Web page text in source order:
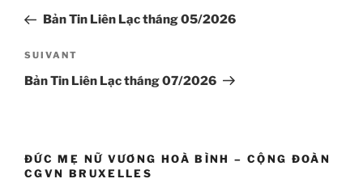
l’article
précédent
Bản Tin Liên Lạc tháng 05/2026
Article
suivant
SUIVANT
Bản Tin Liên Lạc tháng 07/2026
ĐỨC MẸ NỮ VƯƠNG HOÀ BÌNH – CỘNG ĐOÀN
CGVN BRUXELLES